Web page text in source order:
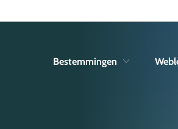
Bestemmingen